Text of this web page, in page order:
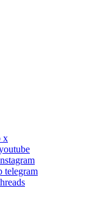
x
telegram